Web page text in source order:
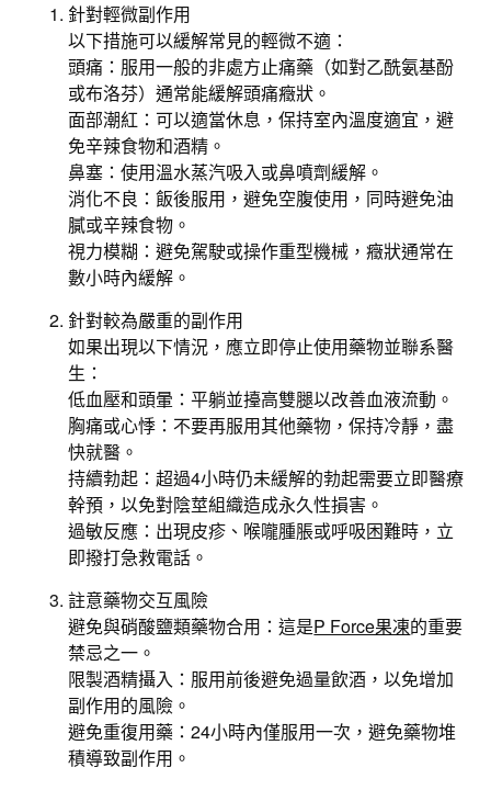
針對輕微副作用
以下措施可以緩解常見的輕微不適：
頭痛：服用一般的非處方止痛藥（如對乙酰氨基酚
或布洛芬）通常能緩解頭痛癥狀。
面部潮紅：可以適當休息，保持室內溫度適宜，避
免辛辣食物和酒精。
鼻塞：使用溫水蒸汽吸入或鼻噴劑緩解。
消化不良：飯後服用，避免空腹使用，同時避免油
膩或辛辣食物。
視力模糊：避免駕駛或操作重型機械，癥狀通常在
數小時內緩解。
針對較為嚴重的副作用
如果出現以下情況，應立即停止使用藥物並聯系醫
生：
低血壓和頭暈：平躺並擡高雙腿以改善血液流動。
胸痛或心悸：不要再服用其他藥物，保持冷靜，盡
快就醫。
持續勃起：超過4小時仍未緩解的勃起需要立即醫療
幹預，以免對陰莖組織造成永久性損害。
過敏反應：出現皮疹、喉嚨腫脹或呼吸困難時，立
即撥打急救電話。
註意藥物交互風險
避免與硝酸鹽類藥物合用：這是P Force果凍的重要
禁忌之一。
限製酒精攝入：服用前後避免過量飲酒，以免增加
副作用的風險。
避免重復用藥：24小時內僅服用一次，避免藥物堆
積導致副作用。